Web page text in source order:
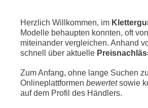
Herzlich Willkommen, im
Modelle behaupten konnten, oft
miteinander vergleichen. Anhand
schnell über aktuelle
Zum Anfang, ohne lange Suchen
Onlineplattformen bewertetsowie
auf dem Profil des Händlers.